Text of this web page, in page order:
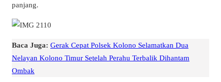
panjang.
Baca Juga: Gerak Cepat Polsek Kolono Selamatkan Dua
Nelayan Kolono Timur Setelah Perahu Terbalik Dihantam
Ombak